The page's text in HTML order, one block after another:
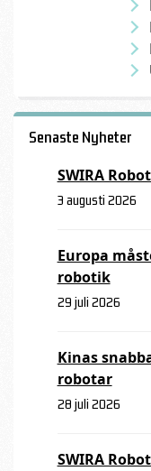
Senaste Nyheter
SWIRA
3 augusti 2026
Europa
robotik
29 juli 2026
Kinas
robotar
28 juli 2026
SWIRA